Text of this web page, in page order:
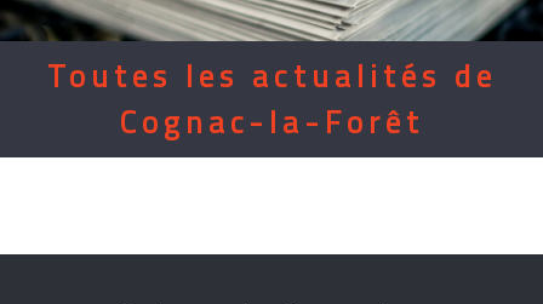
Toutes les actualités de
Cognac-la-Forêt